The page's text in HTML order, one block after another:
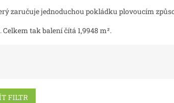
zaručuje jednoduchou pokládku plovoucím
tak balení čítá 1,9948 m².
FILTR